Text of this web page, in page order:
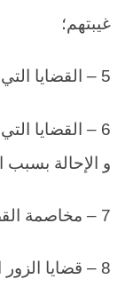
غيبتهم؛
5 – القضايا التي تتعلق بعدم الاختصاص النوعي؛
6 – القضايا
و الإحالة بسبب
7 – مخاصمة القضاة؛
8 – قضايا الزور الفرعي.